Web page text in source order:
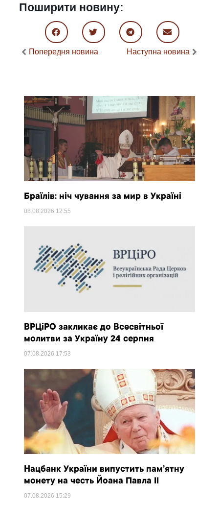
Поширити новину:
Попередня новина Наступна новина
Браїлів: ніч чування за мир в Україні
08.08.2026 12:55
ВРЦіРО закликає до Всесвітньої
молитви за Україну 24 серпня
07.08.2026 17:53
Нацбанк України випустить пам’ятну
монету на честь Йоана Павла II
07.08.2026 15:29